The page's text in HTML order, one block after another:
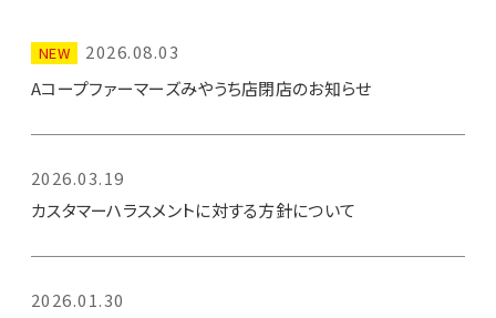
NEW
2026.08.03
Aコープファーマーズみやうち店閉店のお知らせ
2026.03.19
カスタマーハラスメントに対する方針について
2026.01.30